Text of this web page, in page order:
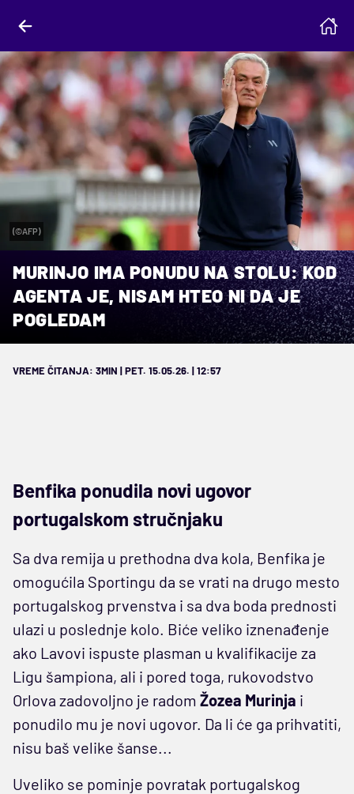
(©AFP)
MURINJO IMA PONUDU NA STOLU: KOD
AGENTA JE, NISAM HTEO NI DA JE
POGLEDAM
VREME ČITANJA: 3MIN | PET. 15.05.26. | 12:57
Benfika ponudila novi ugovor
portugalskom stručnjaku
Sa dva remija u prethodna dva kola, Benfika je
omogućila Sportingu da se vrati na drugo mesto
portugalskog prvenstva i sa dva boda prednosti
ulazi u poslednje kolo. Biće veliko iznenađenje
ako Lavovi ispuste plasman u kvalifikacije za
Ligu šampiona, ali i pored toga, rukovodstvo
Orlova zadovoljno je radom Žozea Murinja i
ponudilo mu je novi ugovor. Da li će ga prihvatiti,
nisu baš velike šanse...
Uveliko se pominje povratak portugalskog